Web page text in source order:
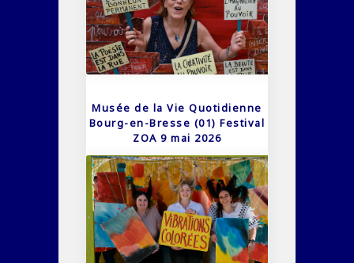
Musée de la Vie Quotidienne
Bourg-en-Bresse (01) Festival
ZOA 9 mai 2026